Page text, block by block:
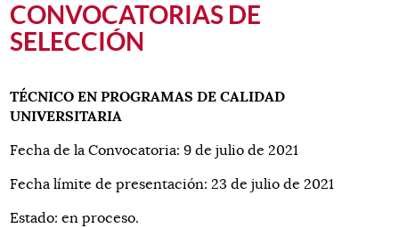
CONVOCATORIAS DE
SELECCIÓN
TÉCNICO EN PROGRAMAS DE CALIDAD
UNIVERSITARIA
Fecha de la Convocatoria: 9 de julio de 2021
Fecha límite de presentación: 23 de julio de 2021
Estado: en proceso.